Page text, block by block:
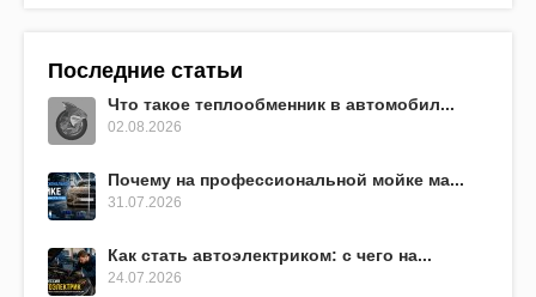
Последние статьи
Что такое теплообменник в автомобил...
02.08.2026
Почему на профессиональной мойке ма...
31.07.2026
Как стать автоэлектриком: с чего на...
24.07.2026